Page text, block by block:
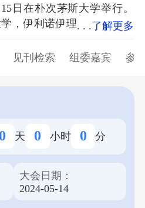
了解更多
日在朴次茅斯大学举行。
，伊利诺伊理
和澳门科技大学联合主办，
创新思想的平台。大会特
人工智能和数据科学等前
场有众多Workshops供各位
式，发表高质量的研究成
会议论文集上，并收录于
见刊检索 组委嘉宾 参
0 天 0 小时 0 分
大会日期：
2024-05-14